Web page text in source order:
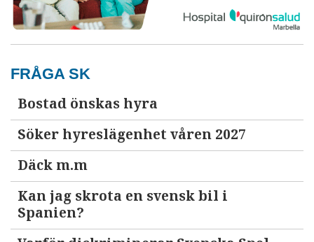
FRÅGA SK
Bostad önskas hyra
Söker hyreslägenhet våren 2027
Däck m.m
Kan jag skrota en svensk bil i
Spanien?